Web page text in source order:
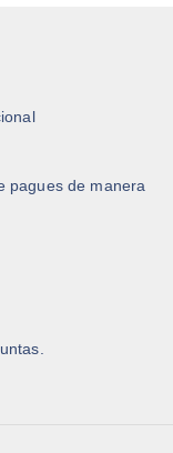
pagues de manera